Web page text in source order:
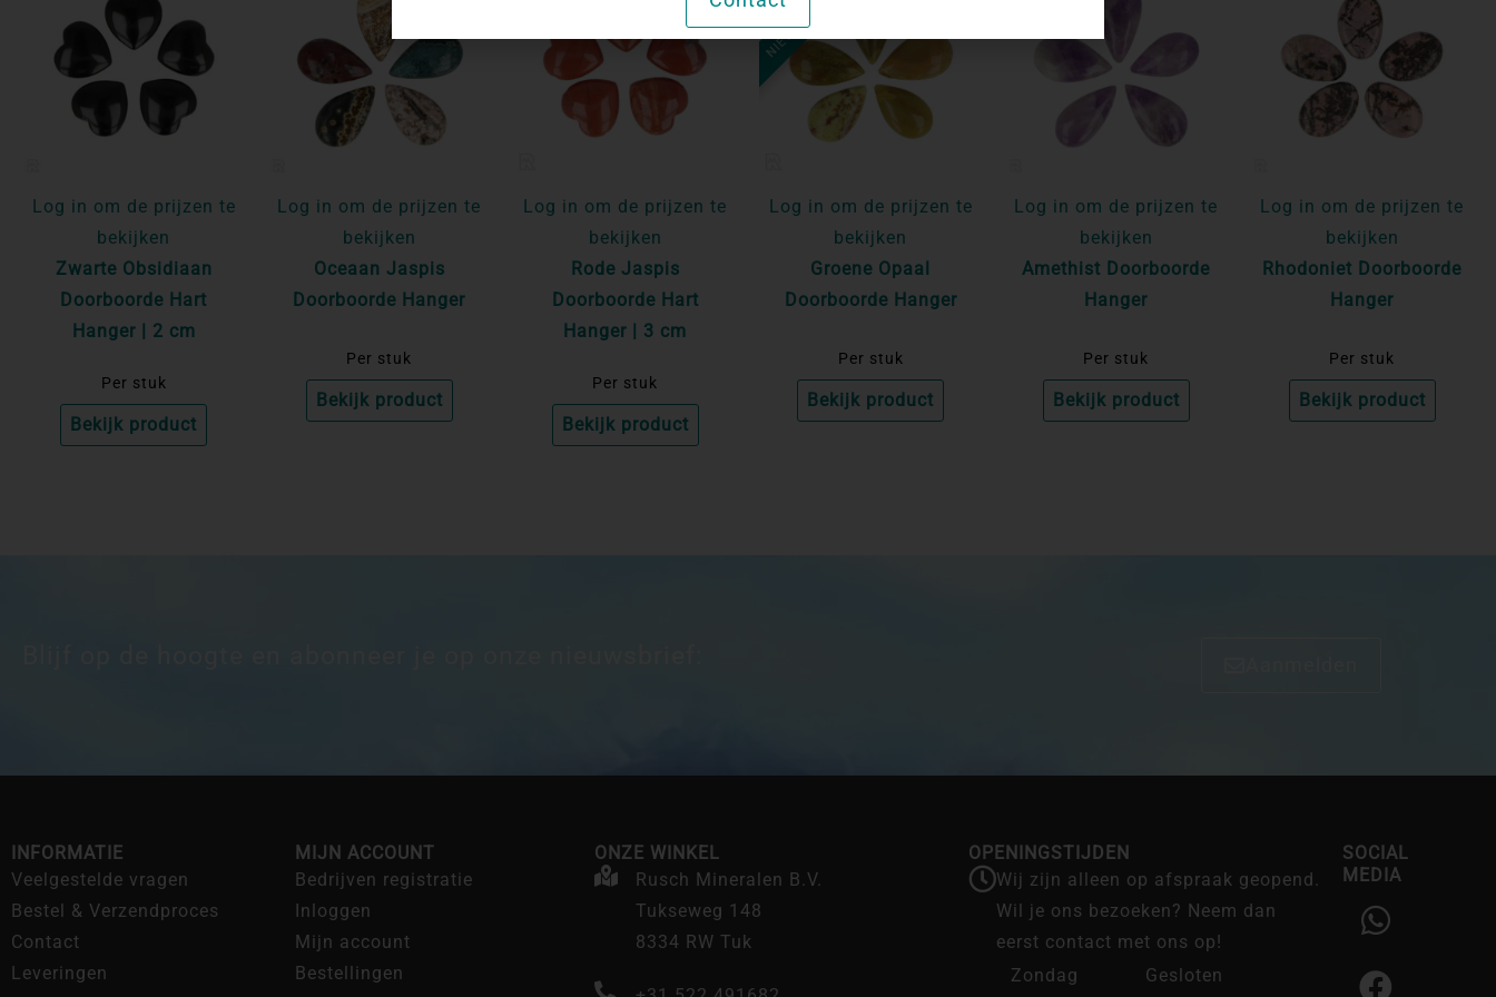
Log in om de prijzen te
bekijken
Zwarte Obsidiaan
Doorboorde Hart
Hanger | 2 cm
Per stuk
Bekijk product
Log in om de prijzen te
bekijken
Oceaan Jaspis
Doorboorde Hanger
Per stuk
Bekijk product
Log in om de prijzen te
bekijken
Rode Jaspis
Doorboorde Hart
Hanger | 3 cm
Per stuk
Bekijk product
Log in om de prijzen te
bekijken
Groene Opaal
Doorboorde Hanger
Per stuk
Bekijk product
Log in om de prijzen te
bekijken
Amethist Doorboorde
Hanger
Per stuk
Bekijk product
Log in om de prijzen te
bekijken
Rhodoniet Doorboorde
Hanger
Per stuk
Bekijk product
INFORMATIE
Veelgestelde vragen
Bestel & Verzendproces
Contact
Leveringen
MIJN ACCOUNT
Bedrijven registratie
Inloggen
Mijn account
Bestellingen
ONZE WINKEL
Rusch Mineralen B.V.
Tukseweg 148
8334 RW Tuk
OPENINGSTIJDEN
Wij zijn alleen op afspraak geopend.
Wil je ons bezoeken? Neem dan
eerst contact met ons op!
Zondag
Gesloten
SOCIAL
MEDIA
W
h
a
F
a
c
I
n
s